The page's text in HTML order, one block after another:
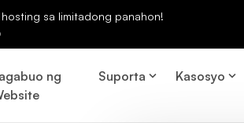
sa limitadong panahon!
ng
Suporta Kasosyo